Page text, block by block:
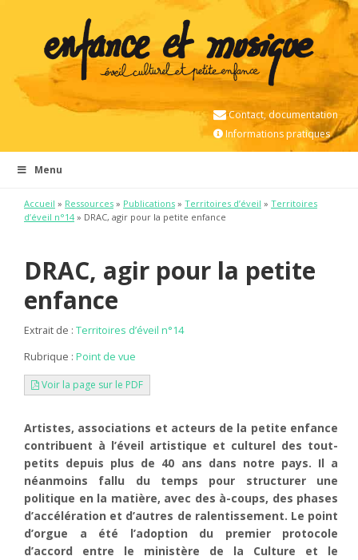
Contact, documentation
Informations pratiques
Menu
Accueil » Ressources » Publications » Territoires d’éveil » Territoires
d’éveil n°14 » DRAC, agir pour la petite enfance
DRAC, agir pour la petite
enfance
Extrait de : Territoires d’éveil n°14
Rubrique : Point de vue
Voir la page sur le PDF
Artistes, associations et acteurs de la petite enfance
contribuent à l’éveil artistique et culturel des tout-
petits depuis plus de 40 ans dans notre pays. Il a
néanmoins fallu du temps pour structurer une
politique en la matière, avec des à-coups, des phases
d’accélération et d’autres de ralentissement. Le point
d’orgue a été l’adoption du premier protocole
d’accord entre le ministère de la Culture et le